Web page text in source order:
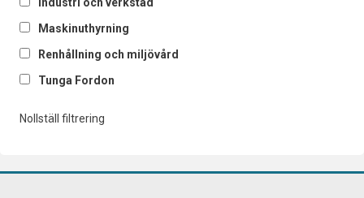
Maskinuthyrning
Renhållning och miljövård
Tunga Fordon
Nollställ filtrering